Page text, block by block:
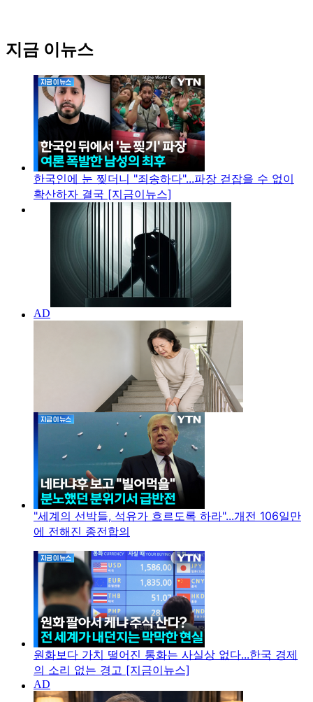
지금 이뉴스
한국인에 눈 찢더니 "죄송하다"...파장 걷잡을 수 없이
확산하자 결국 [지금이뉴스]
"세계의 선박들, 석유가 흐르도록 하라"...개전 106일만
에 전해진 종전합의
원화보다 가치 떨어진 통화는 사실상 없다...한국 경제
의 소리 없는 경고 [지금이뉴스]